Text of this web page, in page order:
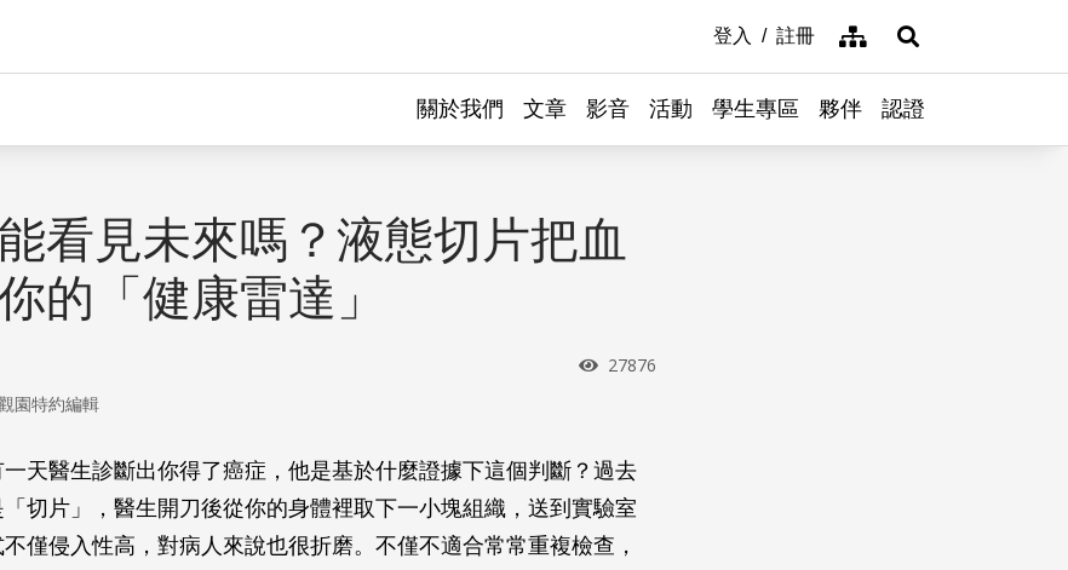
登入 註冊 網站導覽展開搜尋
關於我們 文章 影音 活動 學生專區 夥伴 認證
看見未來嗎？液態切片把血
的「健康雷達」
瀏覽次數
27876
園特約編輯
天醫生診斷出你得了癌症，他是基於什麼證據下這個判斷？過去
切片」，醫生開刀後從你的身體裡取下一小塊組織，送到實驗室
僅侵入性高，對病人來說也很折磨。不僅不適合常常重複檢查，